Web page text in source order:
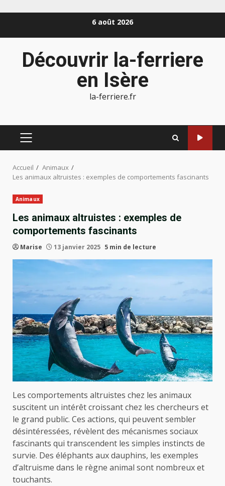
6 août 2026
Découvrir la-ferriere
en Isère
la-ferriere.fr
MENU
Accueil
Animaux
Les animaux altruistes : exemples de comportements fascinants
Animaux
Les animaux altruistes : exemples de
comportements fascinants
Marise 13 janvier 2025 5 min de lecture
Les comportements altruistes chez les animaux
suscitent un intérêt croissant chez les chercheurs et
le grand public. Ces actions, qui peuvent sembler
désintéressées, révèlent des mécanismes sociaux
fascinants qui transcendent les simples instincts de
survie. Des éléphants aux dauphins, les exemples
d’altruisme dans le règne animal sont nombreux et
touchants.